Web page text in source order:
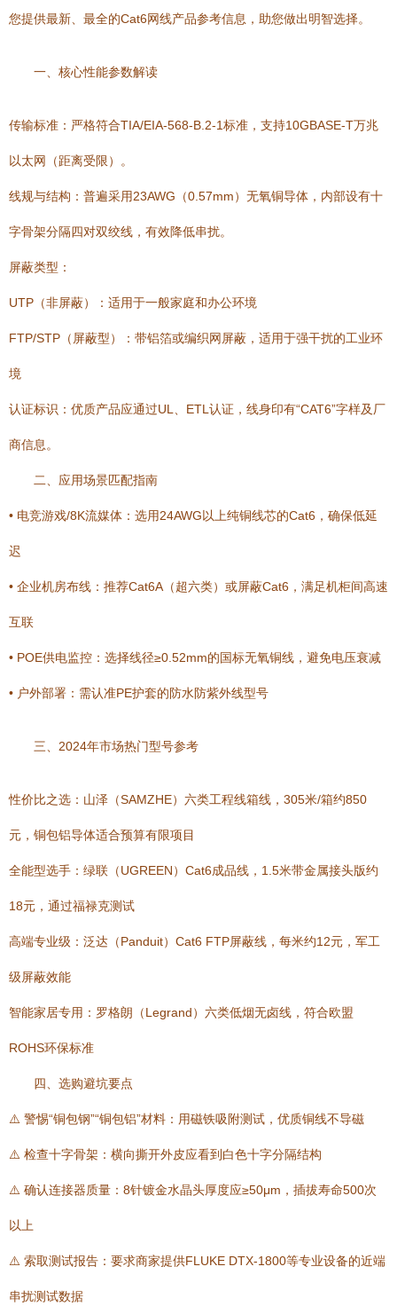
您提供最新、最全的Cat6网线产品参考信息，助您做出明智选择。
一、核心性能参数解读
传输标准：严格符合TIA/EIA-568-B.2-1标准，支持10GBASE-T万兆
以太网（距离受限）。
线规与结构：普遍采用23AWG（0.57mm）无氧铜导体，内部设有十
字骨架分隔四对双绞线，有效降低串扰。
屏蔽类型：
UTP（非屏蔽）：适用于一般家庭和办公环境
FTP/STP（屏蔽型）：带铝箔或编织网屏蔽，适用于强干扰的工业环
境
认证标识：优质产品应通过UL、ETL认证，线身印有“CAT6”字样及厂
商信息。
二、应用场景匹配指南
• 电竞游戏/8K流媒体：选用24AWG以上纯铜线芯的Cat6，确保低延
迟
• 企业机房布线：推荐Cat6A（超六类）或屏蔽Cat6，满足机柜间高速
互联
• POE供电监控：选择线径≥0.52mm的国标无氧铜线，避免电压衰减
• 户外部署：需认准PE护套的防水防紫外线型号
三、2024年市场热门型号参考
性价比之选：山泽（SAMZHE）六类工程线箱线，305米/箱约850
元，铜包铝导体适合预算有限项目
全能型选手：绿联（UGREEN）Cat6成品线，1.5米带金属接头版约
18元，通过福禄克测试
高端专业级：泛达（Panduit）Cat6 FTP屏蔽线，每米约12元，军工
级屏蔽效能
智能家居专用：罗格朗（Legrand）六类低烟无卤线，符合欧盟
ROHS环保标准
四、选购避坑要点
⚠️ 警惕“铜包钢”“铜包铝”材料：用磁铁吸附测试，优质铜线不导磁
⚠️ 检查十字骨架：横向撕开外皮应看到白色十字分隔结构
⚠️ 确认连接器质量：8针镀金水晶头厚度应≥50μm，插拔寿命500次
以上
⚠️ 索取测试报告：要求商家提供FLUKE DTX-1800等专业设备的近端
串扰测试数据